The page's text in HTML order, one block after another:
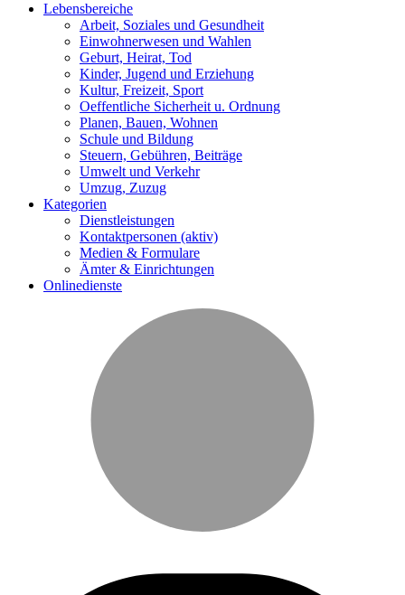
Lebensbereiche
Arbeit, Soziales und Gesundheit
Einwohnerwesen und Wahlen
Geburt, Heirat, Tod
Kinder, Jugend und Erziehung
Kultur, Freizeit, Sport
Oeffentliche Sicherheit u. Ordnung
Planen, Bauen, Wohnen
Schule und Bildung
Steuern, Gebühren, Beiträge
Umwelt und Verkehr
Umzug, Zuzug
Kategorien
Dienstleistungen
Kontaktpersonen (aktiv)
Medien & Formulare
Ämter & Einrichtungen
Onlinedienste